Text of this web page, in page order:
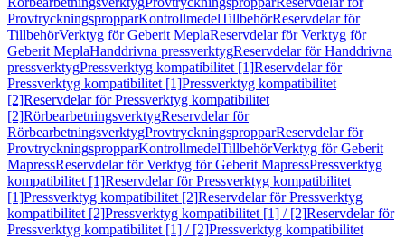
ProvtryckningspropparKontrollmedelTillbehörReservdelar för
TillbehörVerktyg för Geberit MeplaReservdelar för Verktyg för
Geberit MeplaHanddrivna pressverktygReservdelar för Handdrivna
pressverktygPressverktyg kompatibilitet [1]Reservdelar för
Pressverktyg kompatibilitet [1]Pressverktyg kompatibilitet
[2]Reservdelar för Pressverktyg kompatibilitet
[2]RörbearbetningsverktygReservdelar för
RörbearbetningsverktygProvtryckningspropparReservdelar för
ProvtryckningspropparKontrollmedelTillbehörVerktyg för Geberit
MapressReservdelar för Verktyg för Geberit MapressPressverktyg
kompatibilitet [1]Reservdelar för Pressverktyg kompatibilitet
[1]Pressverktyg kompatibilitet [2]Reservdelar för Pressverktyg
kompatibilitet [2]Pressverktyg kompatibilitet [1] / [2]Reservdelar för
Pressverktyg kompatibilitet [1] / [2]Pressverktyg kompatibilitet